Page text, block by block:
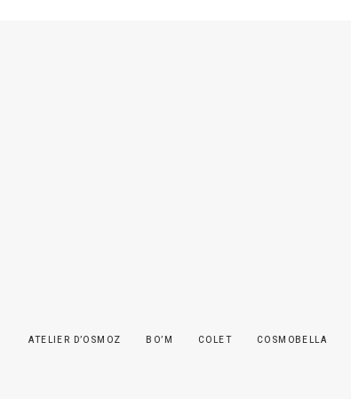
ATELIER D’OSMOZ BO’M COLET COSMOBELLA